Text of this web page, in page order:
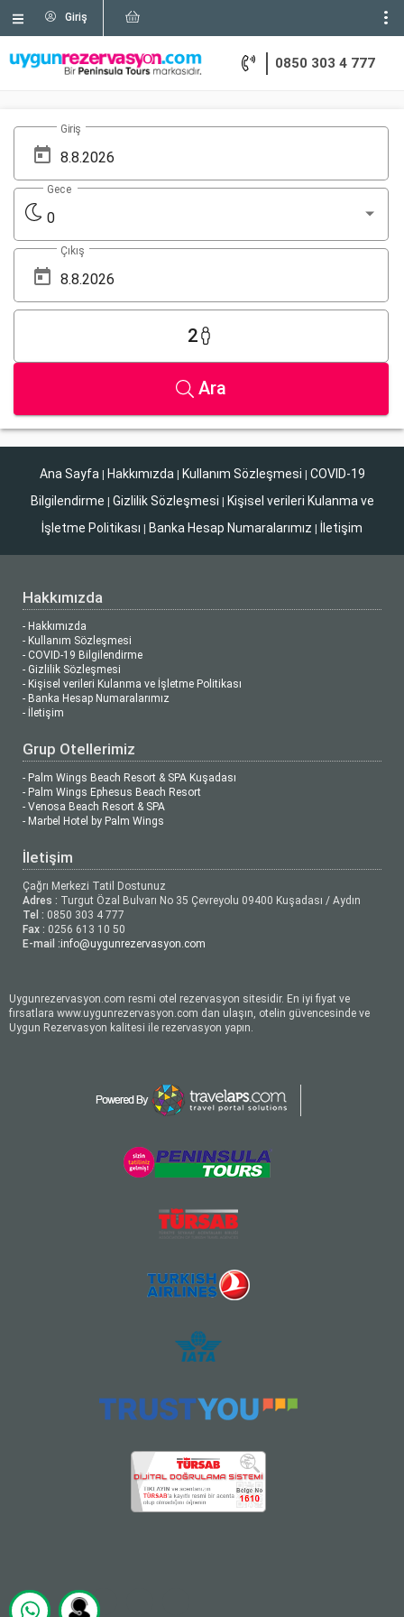
Giriş
0850 303 4 777
Giriş
0
Gece
Çıkış
2
Ara
Ana Sayfa | Hakkımızda | Kullanım Sözleşmesi | COVID-19
Bilgilendirme | Gizlilik Sözleşmesi | Kişisel verileri Kulanma ve
İşletme Politikası | Banka Hesap Numaralarımız | İletişim
Hakkımızda
- Hakkımızda
- Kullanım Sözleşmesi
- COVID-19 Bilgilendirme
- Gizlilik Sözleşmesi
- Kişisel verileri Kulanma ve İşletme Politikası
- Banka Hesap Numaralarımız
- İletişim
Grup Otellerimiz
- Palm Wings Beach Resort & SPA Kuşadası
- Palm Wings Ephesus Beach Resort
- Venosa Beach Resort & SPA
- Marbel Hotel by Palm Wings
İletişim
Çağrı Merkezi Tatil Dostunuz
Adres : Turgut Özal Bulvarı No 35 Çevreyolu 09400 Kuşadası / Aydın
Tel : 0850 303 4 777
Fax : 0256 613 10 50
E-mail :info@uygunrezervasyon.com
Uygunrezervasyon.com resmi otel rezervasyon sitesidir. En iyi fiyat ve
fırsatlara www.uygunrezervasyon.com dan ulaşın, otelin güvencesinde ve
Uygun Rezervasyon kalitesi ile rezervasyon yapın.